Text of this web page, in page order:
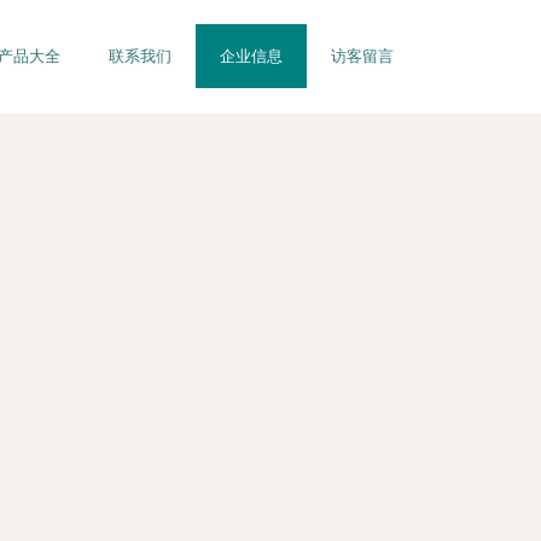
品大全 联系我们 企业信息 访客留言